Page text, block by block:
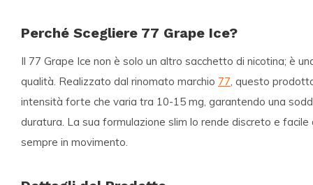
Perché Scegliere 77 Grape Ice?
Il 77 Grape Ice non è solo un altro sacchetto di nicotina; è
qualità. Realizzato dal rinomato marchio 77 , questo
intensità forte che varia tra 10-15 mg, garantendo una
duratura. La sua formulazione slim lo rende discreto e
sempre in movimento.